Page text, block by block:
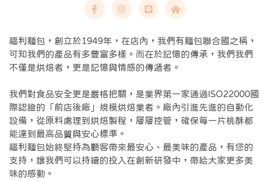
福利麵包，創立於1949年，在店內，我們有麵包聯合國之稱，
可知我們的產品有多豐富多樣。而在於記憶的傳承，我們我們
不僅是烘焙者，更是記憶與情感的傳遞者。
我們對食品安全更是嚴格把關，是業界第一家通過ISO22000國
際認證的「前店後廠」規模烘焙業者。廠內引進先進的自動化
設備，從原料處理到烘焙製程，層層控管，確保每一片桃酥都
能達到最高品質與安心標準。
福利麵包始終堅持為顧客帶來最安心、最美味的產品，有您的
支持，讓我們可以持續的投入在創新研發中，帶給大家更多美
味的感動。